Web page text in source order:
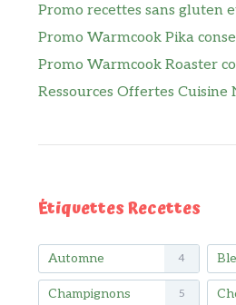
Promo recettes sans gluten
Promo Warmcook Pika
Promo Warmcook Roaster
Ressources Offertes Cuisine
Étiquettes Recettes
Automne 4
Champignons 5